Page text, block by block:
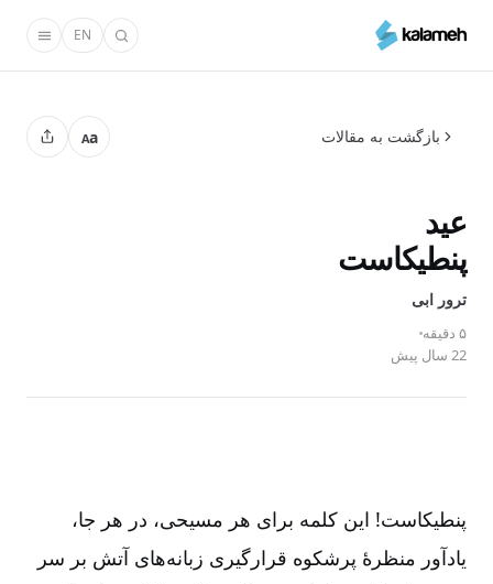
محتوای
EN
بازگشت به مقالات Aa
عید
پنطیکاست
ترور ابی
۵ دقیقه
22 سال پیش
پنطیکاست! این کلمه برای هر مسیحی، در هر جا،
یادآور منظرۀ پرشکوه قرارگیری زبانه‌های آتش بر سر